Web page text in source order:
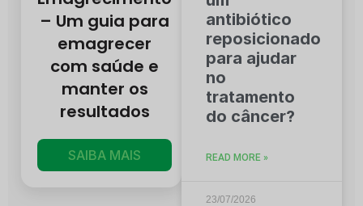
– Um guia para
emagrecer
com saúde e
manter os
resultados
SAIBA MAIS
antibiótico
reposicionado
para ajudar
no
tratamento
do câncer?
READ MORE »
23/07/2026